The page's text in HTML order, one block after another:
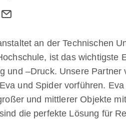
an der Technischen
ist das wichtigste
und –Druck. Unsere Partner
und Spider vorführen.
und mittlerer Objekte
die perfekte Lösung für